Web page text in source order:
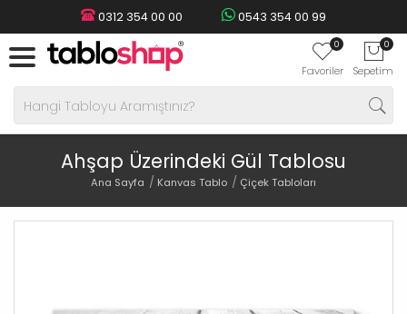
0312 354 00 00 0543 354 00 99
0
Favoriler
0
Sepetim
Ahşap Üzerindeki Gül Tablosu
Ana Sayfa Kanvas Tablo Çiçek Tabloları